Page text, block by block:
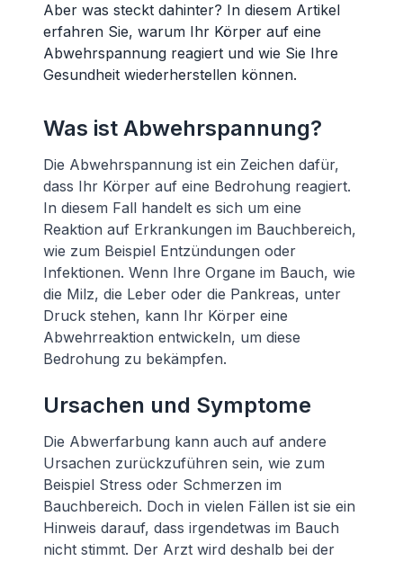
Aber was steckt dahinter? In diesem Artikel
erfahren Sie, warum Ihr Körper auf eine
Abwehrspannung reagiert und wie Sie Ihre
Gesundheit wiederherstellen können.
Was ist Abwehrspannung?
Die Abwehrspannung ist ein Zeichen dafür,
dass Ihr Körper auf eine Bedrohung reagiert.
In diesem Fall handelt es sich um eine
Reaktion auf Erkrankungen im Bauchbereich,
wie zum Beispiel Entzündungen oder
Infektionen. Wenn Ihre Organe im Bauch, wie
die Milz, die Leber oder die Pankreas, unter
Druck stehen, kann Ihr Körper eine
Abwehrreaktion entwickeln, um diese
Bedrohung zu bekämpfen.
Ursachen und Symptome
Die Abwerfarbung kann auch auf andere
Ursachen zurückzuführen sein, wie zum
Beispiel Stress oder Schmerzen im
Bauchbereich. Doch in vielen Fällen ist sie ein
Hinweis darauf, dass irgendetwas im Bauch
nicht stimmt. Der Arzt wird deshalb bei der